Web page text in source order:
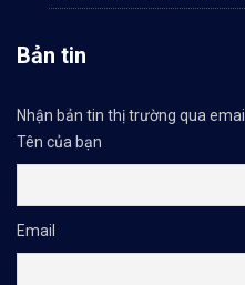
Bản tin
Nhận bản tin thị trường qua email
Tên của bạn
Email